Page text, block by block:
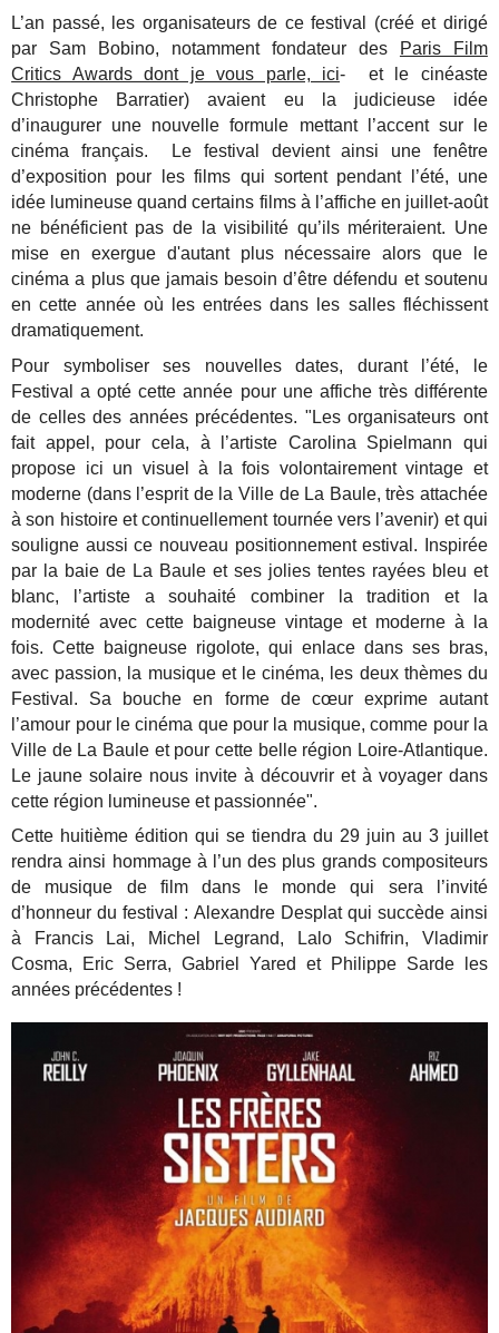
L’an passé, les organisateurs de ce festival (créé et dirigé
par Sam Bobino, notamment fondateur des
Paris Film
Critics Awards dont je vous parle, ici- et le cinéaste
Christophe Barratier) avaient eu la judicieuse idée
d’inaugurer une nouvelle formule mettant l’accent sur le
cinéma français. Le festival devient ainsi une fenêtre
d’exposition pour les films qui sortent pendant l’été, une
idée lumineuse quand certains films à l’affiche en juillet-août
ne bénéficient pas de la visibilité qu’ils mériteraient. Une
mise en exergue d'autant plus nécessaire alors que le
cinéma a plus que jamais besoin d’être défendu et soutenu
en cette année où les entrées dans les salles fléchissent
dramatiquement.
Pour symboliser ses nouvelles dates, durant l’été, le
Festival aopté cette année pour une affiche très différente
de celles des années précédentes. " Les organisateurs ont
fait appel, pour cela, à l’artiste Carolina Spielmann qui
propose ici un visuel à la fois volontairement vintage et
moderne (dans l’esprit de la Ville de La Baule, très attachée
à son histoire et continuellement tournée vers l’avenir) et qui
souligne aussi ce nouveau positionnement estival.
Inspirée
par la baie de La Baule et ses jolies tentes rayées bleu et
blanc, l’artiste asouhaité combiner la tradition et la
modernité avec cette baigneuse vintage et moderne à la
fois. Cette baigneuse rigolote, qui enlace dans ses bras,
avec passion, la musique et le cinéma, les deux thèmes du
Festival. Sa bouche en forme de cœur exprime autant
l’amour pour le cinéma que pour la musique, comme pour la
Ville de La Baule et pour cette belle région Loire-Atlantique.
Le jaune solaire nous invite à découvrir et à voyager dans
cette région lumineuse et passionnée".
Cette huitième édition qui se tiendra du 29 juin au 3 juillet
rendra ainsi hommage à l’un des plus grands compositeurs
de musique de film dans le monde qui sera l’invité
d’honneur du festival : Alexandre Desplat qui succède ainsi
à Francis Lai, Michel Legrand, Lalo Schifrin, Vladimir
Cosma, Eric Serra, Gabriel Yared et Philippe Sarde les
années précédentes !